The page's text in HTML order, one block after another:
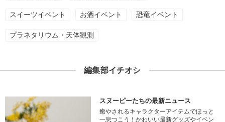
スイーツイベント お酒イベント 恐竜イベント
プラネタリウム・天体観測
編集部イチオシ
スヌーピーたちの最新ニュース
癒やされるキャラクターアイテムでほっと
一息つこう！かわいい最新グッズやイベン